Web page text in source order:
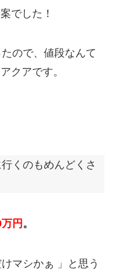
でした！
ので、値段なんて
クアです。
くのもめんどくさ
円 。
マシかぁ
」と思う